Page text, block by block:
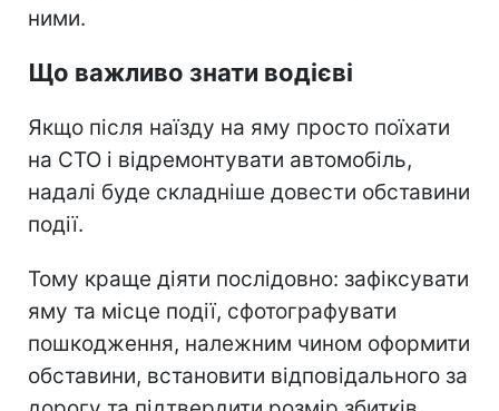
ними.
Що важливо знати водієві
Якщо після наїзду на яму просто поїхати
на СТО і відремонтувати автомобіль,
надалі буде складніше довести обставини
події.
Тому краще діяти послідовно: зафіксувати
яму та місце події, сфотографувати
пошкодження, належним чином оформити
обставини, встановити відповідального за